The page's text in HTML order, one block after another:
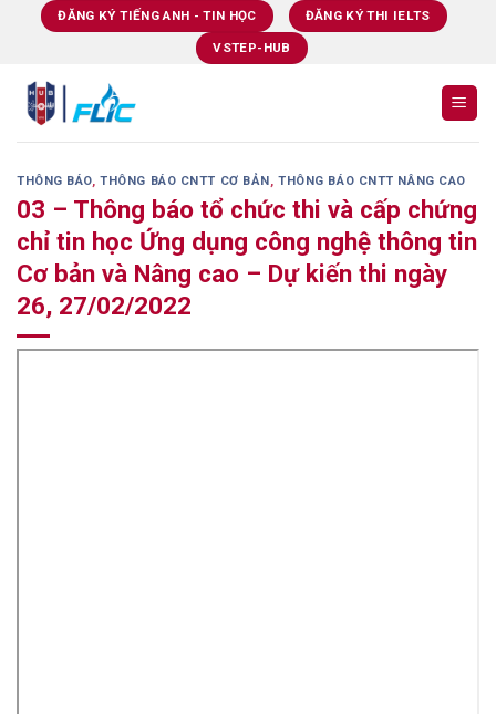
ĐĂNG KÝ TIẾNG ANH - TIN HỌC ĐĂNG KÝ THI IELTS
VSTEP-HUB
THÔNG BÁO,THÔNG BÁO CNTT CƠ BẢN ,THÔNG BÁO CNTT NÂNG CAO
03 – Thông báo tổ chức thi và cấp chứng
chỉ tin học Ứng dụng công nghệ thông tin
Cơ bản và Nâng cao – Dự kiến thi ngày
26, 27/02/2022